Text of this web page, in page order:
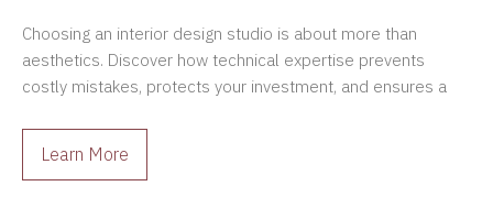
Choosing an interior design studio is about more than
aesthetics. Discover how technical expertise prevents
costly mistakes, protects your investment, and ensures a
Learn More